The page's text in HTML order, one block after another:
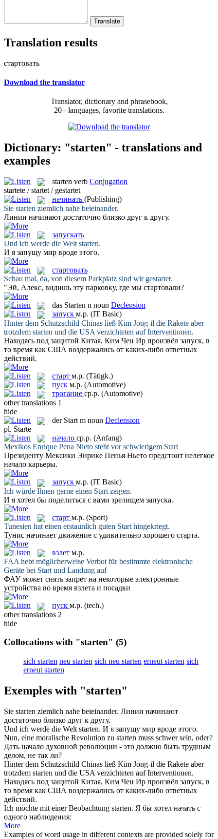
Translation results
стартовать
Download the translator
Translator, dictionary and phrasebook,
20+ languages, favorite translations.
Dictionary: "starten" - translations and
examples
starten verb Conjugation
startete / startet / gestartet
начинать (Publishing)
Sie starten ziemlich nahe beieinander.
Линии начинают достаточно близко друг к другу.
запускать
Und ich werde die Welt starten.
И я запущу мир вроде этого.
стартовать
Schau mal, da, von diesem Parkplatz sind wir gestartet.
"Эй, Алекс, видишь эту парковку, где мы стартовали?
das Starten n noun Declension
запуск м.р. (IT Basic)
Hinter dem Schutzschild Chinas ließ Kim Jong-il die Rakete aber
trotzdem starten und die USA verzichteten auf Interventionen.
Находясь под защитой Китая, Ким Чен Ир произвёл запуск, в
то время как США воздержались от каких-либо ответных
действий.
старт м.р. (Tätigk.)
пуск м.р. (Automotive)
трогание ср.р. (Automotive)
other translations 1
hide
der Start m noun Declension
pl. Starte
начало ср.р. (Anfang)
Mexikos Enrique Pena Nieto steht vor schwierigem Start
Президенту Мексики Энрике Пенья Ньето предстоит нелегкое
начало карьеры.
запуск м.р. (IT Basic)
Ich würde Ihnen gerne einen Start zeigen.
И я хотел бы поделиться с вами зрелищем запуска.
старт м.р. (Sport)
Tunesien hat einen erstaunlich guten Start hingekriegt.
Тунис начинает движение с удивительно хорошего старта.
взлет м.р.
FAA hebt möglicherweise Verbot für bestimmte elektronische
Geräte bei Startund Landung auf
ФАУ может снять запрет на некоторые электронные
устройства во время взлета и посадки
пуск м.р. (tech.)
other translations 2
hide
Collocations with "starten" (5)
sich starten neu starten sich neu starten erneut starten sich
erneut starten
Exemples with "starten"
Sie starten ziemlich nahe beieinander. Линии начинают
достаточно близко друг к другу.
Und ich werde die Welt starten. И я запущу мир вроде этого.
Nun, eine moralische Revolution zu starten muss schwer sein, oder?
Дать начало духовной революции - это должно быть трудным
делом, не так ли?
Hinter dem Schutzschild Chinas ließ Kim Jong-il die Rakete aber
trotzdem starten und die USA verzichteten auf Interventionen.
Находясь под защитой Китая, Ким Чен Ир произвёл запуск, в
то время как США воздержались от каких-либо ответных
действий.
Ich möchte mit einer Beobachtung starten. Я бы хотел начать с
одного наблюдения:
More
Examples of word usage in different contexts are provided solely for